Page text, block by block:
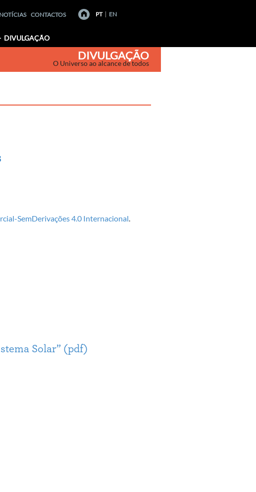
NOTÍCIAS CONTACTOS PT EN
DIVULGAÇÃO
DIVULGAÇÃO
O Universo ao alcance de todos
SemDerivações 4.0 Internacional.
Solar” (pdf)